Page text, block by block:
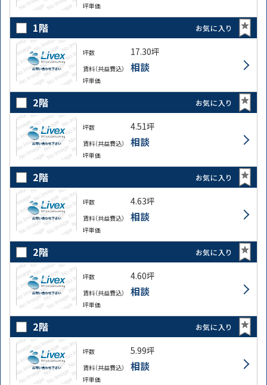
坪単価
1階 お気に入り
坪数 17.30坪
賃料（共益費込） 相談
坪単価
2階 お気に入り
坪数 4.51坪
賃料（共益費込） 相談
坪単価
2階 お気に入り
坪数 4.63坪
賃料（共益費込） 相談
坪単価
2階 お気に入り
坪数 4.60坪
賃料（共益費込） 相談
坪単価
2階 お気に入り
坪数 5.99坪
賃料（共益費込） 相談
坪単価